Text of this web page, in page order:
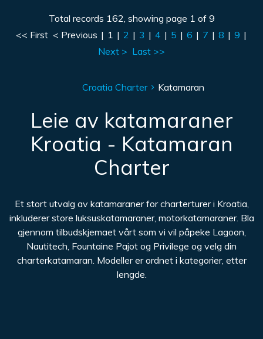
Total records 162, showing page 1 of 9
<< First < Previous | 1 | 2 | 3 | 4 | 5 | 6 | 7 | 8 | 9 |
Next > Last >>
Croatia Charter Katamaran
Leie av katamaraner
Kroatia - Katamaran
Charter
Et stort utvalg av katamaraner for charterturer i Kroatia,
inkluderer store luksuskatamaraner, motorkatamaraner. Bla
gjennom tilbudskjemaet vårt som vi vil påpeke Lagoon,
Nautitech, Fountaine Pajot og Privilege og velg din
charterkatamaran. Modeller er ordnet i kategorier, etter
lengde.